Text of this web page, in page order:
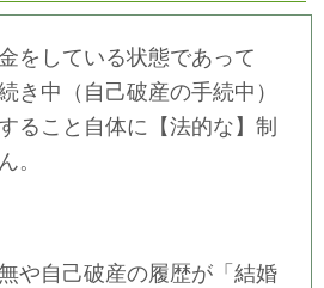
をしている状態であって
き中（自己破産の手続中）
ること自体に【法的な】制
。
や自己破産の履歴が「結婚